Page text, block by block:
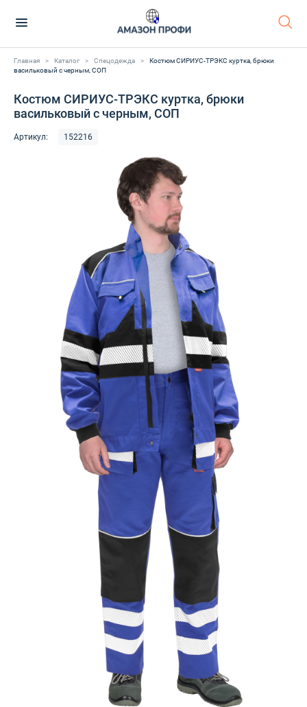
Главная > Каталог > Спецодежда >
Костюм СИРИУС-ТРЭКС куртка, брюки
васильковый с черным, СОП
Костюм СИРИУС-ТРЭКС куртка, брюки
васильковый с черным, СОП
Артикул: 152216